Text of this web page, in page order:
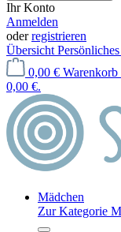
Ihr Konto
Anmelden
oderregistrieren
Übersicht
0,00 € Warenkorb
0,00 €.
Mädchen
Zur Kategorie